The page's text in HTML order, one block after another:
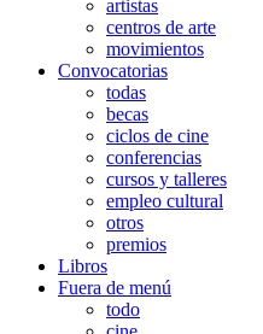
artistas
centros de arte
movimientos
Convocatorias
todas
becas
ciclos de cine
conferencias
cursos y talleres
empleo cultural
otros
premios
Libros
Fuera de menú
todo